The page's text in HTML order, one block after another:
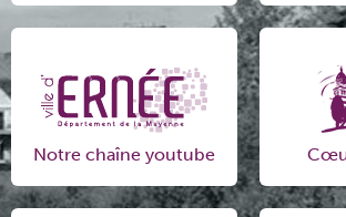
Notre chaîne youtube